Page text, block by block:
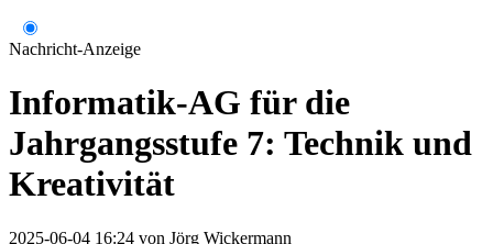
Nachricht-Anzeige
Informatik-AG für die
Jahrgangsstufe 7: Technik und
Kreativität
2025-06-04 16:24 von Jörg Wickermann